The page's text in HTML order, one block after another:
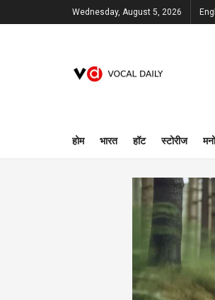
Wednesday, August 5, 2026
होम भारत हॉट स्टोरीज